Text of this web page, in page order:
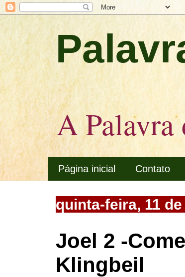
A Palavra
Página inicial Contato
quinta-feira, 11
Joel 2 -
Klingbeil